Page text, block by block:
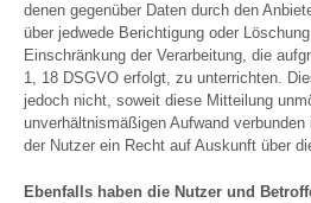
denen gegenüber Daten durch den
über jedwede Berichtigung oder
Einschränkung der Verarbeitung, die
1, 18 DSGVO erfolgt, zu unterrichten.
jedoch nicht, soweit diese Mitteilung
unverhältnismäßigen Aufwand
der Nutzer ein Recht auf Auskunft über
Ebenfalls haben die Nutzer und